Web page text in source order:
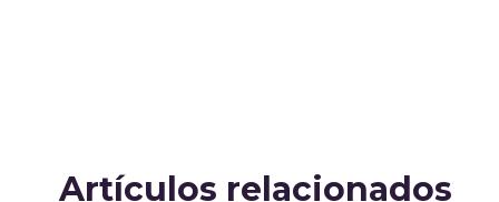
Artículos relacionados